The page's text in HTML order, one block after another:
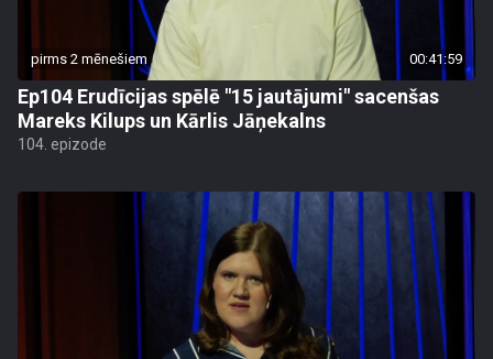
pirms 2 mēnešiem 00:41:59
Ep104 Erudīcijas spēlē "15 jautājumi" sacenšas
Mareks Kilups un Kārlis Jāņekalns
104. epizode